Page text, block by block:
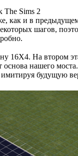
Sims 2
как и в предыдущем
шагов,
16Х4. На втором
основа нашего
будущую